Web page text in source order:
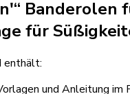
Banderolen
für
enthält:
und Anleitung im